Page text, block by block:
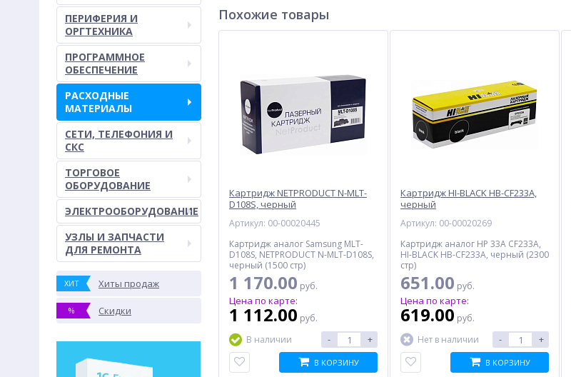
ПЕРИФЕРИЯ И
ОРГТЕХНИКА
ПРОГРАММНОЕ
ОБЕСПЕЧЕНИЕ
РАСХОДНЫЕ
МАТЕРИАЛЫ
СЕТИ, ТЕЛЕФОНИЯ И
СКС
ТОРГОВОЕ
ОБОРУДОВАНИЕ
ЭЛЕКТРООБОРУДОВАНИЕ
УЗЛЫ И ЗАПЧАСТИ
ДЛЯ РЕМОНТА
ХИТ Хиты продаж
% Скидки
Похожие товары
Картридж NETPRODUCT N-MLT-
D108S, черный
Артикул: 00-00020445
Картридж аналог Samsung MLT-
D108S, NETPRODUCT N-MLT-D108S,
черный (1500 стр)
1 170.00 руб.
Цена по карте:
1 112.00 руб.
В наличии
- +
В КОРЗИНУ
Картридж HI-BLACK HB-CF233A,
черный
Артикул: 00-00020269
Картридж аналог HP 33A CF233A,
HI-BLACK HB-CF233A, черный (2300
стр)
651.00 руб.
Цена по карте:
619.00 руб.
Нет в наличии
- +
В КОРЗИНУ